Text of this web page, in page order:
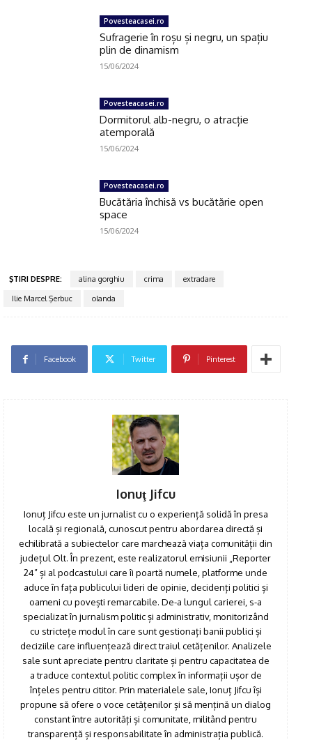
Povesteacasei.ro
Sufragerie în roșu și negru, un spațiu
plin de dinamism
15/06/2024
Povesteacasei.ro
Dormitorul alb-negru, o atracție
atemporală
15/06/2024
Povesteacasei.ro
Bucătăria închisă vs bucătărie open
space
15/06/2024
ŞTIRI DESPRE: alina gorghiu crima
extradare
Ilie Marcel Şerbuc
olanda
Facebook Twitter Pinterest
Ionuţ Jifcu
Ionuț Jifcu este un jurnalist cu o experiență solidă în presa
locală și regională, cunoscut pentru abordarea directă și
echilibrată a subiectelor care marchează viața comunității din
județul Olt. În prezent, este realizatorul emisiunii „Reporter
24” și al podcastului care îi poartă numele, platforme unde
aduce în fața publicului lideri de opinie, decidenți politici și
oameni cu povești remarcabile. De-a lungul carierei, s-a
specializat în jurnalism politic și administrativ, monitorizând
cu strictețe modul în care sunt gestionați banii publici și
deciziile care influențează direct traiul cetățenilor. Analizele
sale sunt apreciate pentru claritate și pentru capacitatea de
a traduce contextul politic complex în informații ușor de
înțeles pentru cititor. Prin materialele sale, Ionuț Jifcu își
propune să ofere o voce cetățenilor și să mențină un dialog
constant între autorități și comunitate, militând pentru
transparență și responsabilitate în administrația publică.